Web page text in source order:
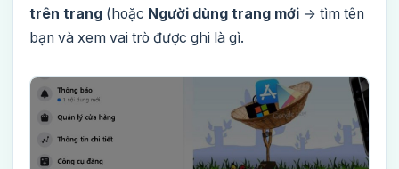
trên trang (hoặc Người dùng trang mới → tìm tên
bạn và xem vai trò được ghi là gì.